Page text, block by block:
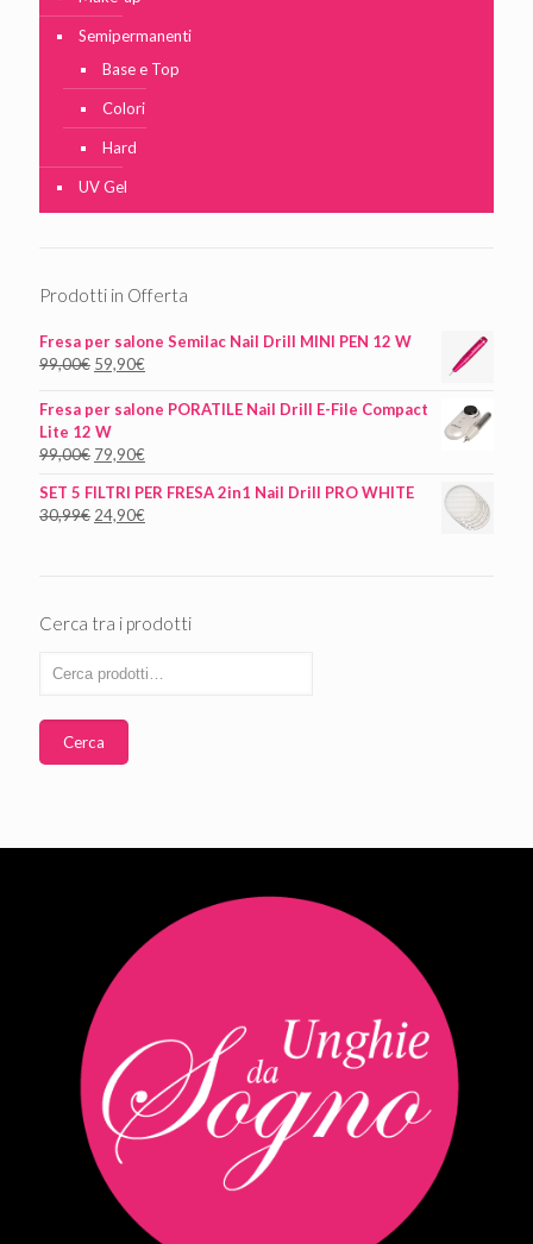
Semipermanenti
Base e Top
Colori
Hard
UV Gel
Prodotti in Offerta
Fresa per salone Semilac Nail Drill MINI PEN 12 W
99,00€ 59,90€
Fresa per salone PORATILE Nail Drill E-File Compact
Lite 12 W
99,00€ 79,90€
SET 5 FILTRI PER FRESA 2in1 Nail Drill PRO WHITE
30,99€ 24,90€
Cerca tra i prodotti
Cerca